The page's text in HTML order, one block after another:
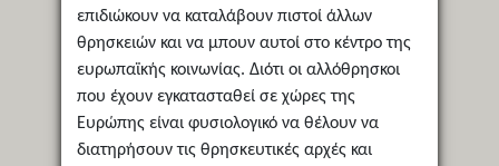
επιδιώκουν να καταλάβουν πιστοί άλλων
θρησκειών και να μπουν αυτοί στο κέντρο της
ευρωπαϊκής κοινωνίας. Διότι οι αλλόθρησκοι
που έχουν εγκατασταθεί σε χώρες της
Ευρώπης είναι φυσιολογικό να θέλουν να
διατηρήσουν τις θρησκευτικές αρχές και